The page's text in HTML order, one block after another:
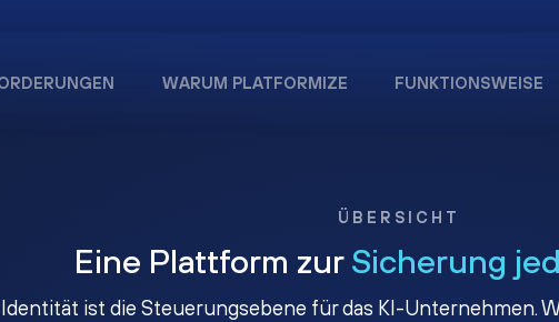
WARUM PLATFORMIZE FUNKTIONSWEISE
ÜBERSICHT
Eine Plattform zur Sicherung
Identität ist die Steuerungsebene für das KI-Unternehmen.